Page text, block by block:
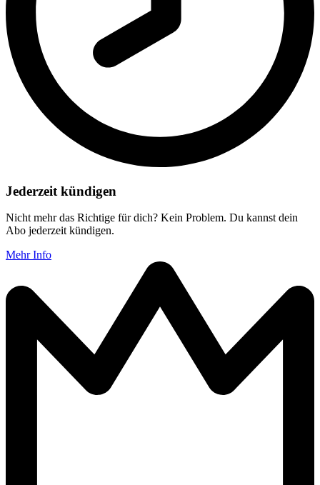
Jederzeit kündigen
Nicht mehr das Richtige für dich? Kein Problem. Du kannst dein
Abo jederzeit kündigen.
Mehr Info